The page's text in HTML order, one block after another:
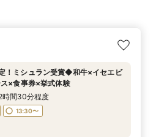
！ミシュラン受賞◆和牛×イセエビ
×食事券×挙式体験
時間30分程度
13:30〜